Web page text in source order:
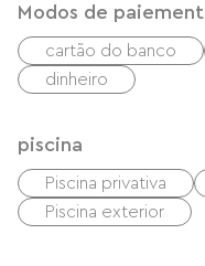
Modos de paiement
cartão do banco
dinheiro
piscina
Piscina privativa
Piscina exterior